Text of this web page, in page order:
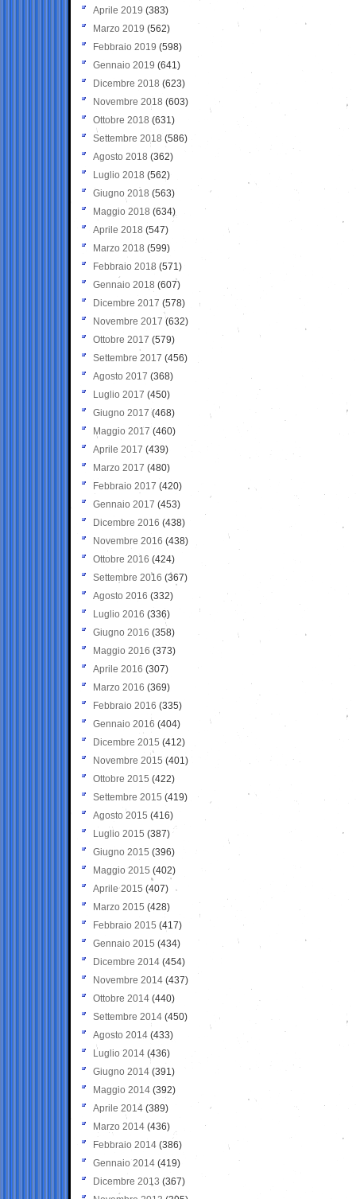
Aprile 2019 (383)
Marzo 2019 (562)
Febbraio 2019 (598)
Gennaio 2019 (641)
Dicembre 2018 (623)
Novembre 2018 (603)
Ottobre 2018 (631)
Settembre 2018 (586)
Agosto 2018 (362)
Luglio 2018 (562)
Giugno 2018 (563)
Maggio 2018 (634)
Aprile 2018 (547)
Marzo 2018 (599)
Febbraio 2018 (571)
Gennaio 2018 (607)
Dicembre 2017 (578)
Novembre 2017 (632)
Ottobre 2017 (579)
Settembre 2017 (456)
Agosto 2017 (368)
Luglio 2017 (450)
Giugno 2017 (468)
Maggio 2017 (460)
Aprile 2017 (439)
Marzo 2017 (480)
Febbraio 2017 (420)
Gennaio 2017 (453)
Dicembre 2016 (438)
Novembre 2016 (438)
Ottobre 2016 (424)
Settembre 2016 (367)
Agosto 2016 (332)
Luglio 2016 (336)
Giugno 2016 (358)
Maggio 2016 (373)
Aprile 2016 (307)
Marzo 2016 (369)
Febbraio 2016 (335)
Gennaio 2016 (404)
Dicembre 2015 (412)
Novembre 2015 (401)
Ottobre 2015 (422)
Settembre 2015 (419)
Agosto 2015 (416)
Luglio 2015 (387)
Giugno 2015 (396)
Maggio 2015 (402)
Aprile 2015 (407)
Marzo 2015 (428)
Febbraio 2015 (417)
Gennaio 2015 (434)
Dicembre 2014 (454)
Novembre 2014 (437)
Ottobre 2014 (440)
Settembre 2014 (450)
Agosto 2014 (433)
Luglio 2014 (436)
Giugno 2014 (391)
Maggio 2014 (392)
Aprile 2014 (389)
Marzo 2014 (436)
Febbraio 2014 (386)
Gennaio 2014 (419)
Dicembre 2013 (367)